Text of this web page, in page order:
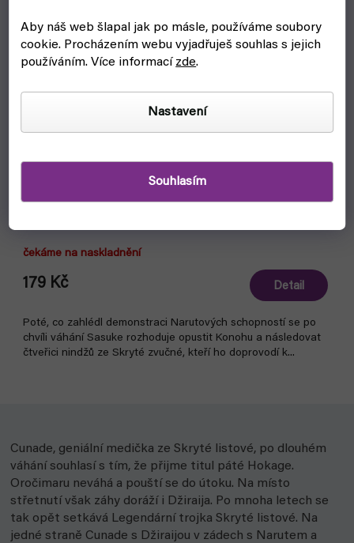
Aby náš web šlapal jak po másle, používáme soubory
cookie. Procházením webu vyjadřuješ souhlas s jejich
používáním. Více informacízde.
Nastavení
Souhlasím
čekáme na naskladnění
179 Kč Detail
Poté, co zahlédl demonstraci Narutových schopností se po
chvíli váhání Sasuke rozhoduje opustit Konohu a následovat
čtveřici nindžů ze Skryté zvučné, kteří ho doprovodí k...
Cunade, geniální medička ze Skryté listové, po dlouhém
váhání souhlasí s tím, že přijme titul páté Hokage.
Oročimaru neváhá a pouští se do útoku. Na místo
střetnutí však záhy doráží i Džiraija. Po mnoha letech se
tak opět setkává Legendární trojka Skryté listové. Na
jedné straně Cunade s Džiraijou v zádech s Narutem a